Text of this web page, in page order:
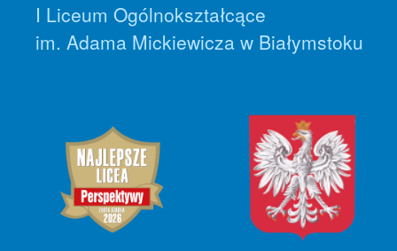
I Liceum Ogólnokształcące
im. Adama Mickiewicza w Białymstoku